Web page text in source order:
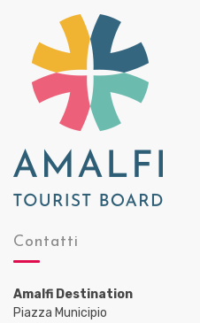
Contatti
Amalfi Destination
Piazza Municipio